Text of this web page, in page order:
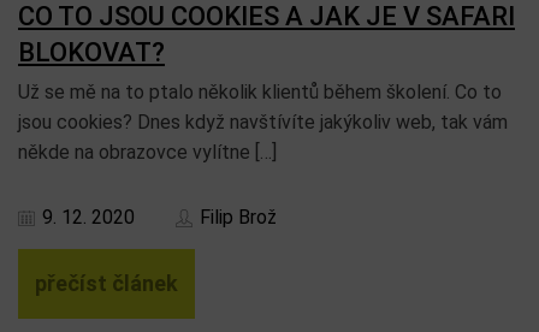
CO TO JSOU COOKIES A JAK JE V SAFARI
BLOKOVAT?
Už se mě na to ptalo několik klientů během školení. Co to
jsou cookies? Dnes když navštívíte jakýkoliv web, tak vám
někde na obrazovce vylítne […]
9. 12. 2020 Filip Brož
přečíst článek